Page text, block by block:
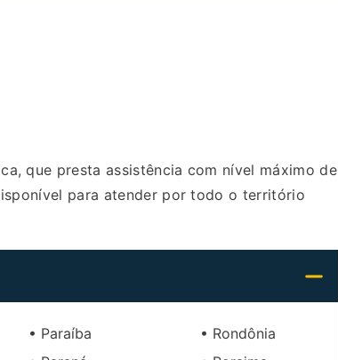
que presta assistência com nível máximo de
para atender por todo o território
• Paraíba
• Rondônia